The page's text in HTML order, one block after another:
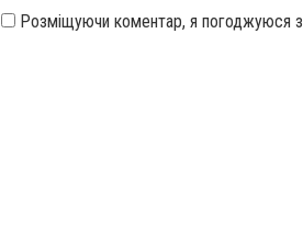
Розміщуючи коментар, я погоджуюся з